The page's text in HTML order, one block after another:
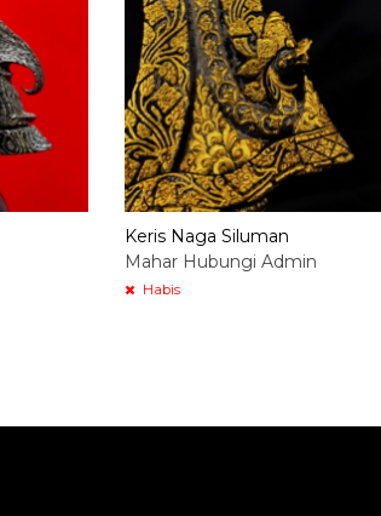
Keris Naga Siluman
Mahar Hubungi Admin
Habis